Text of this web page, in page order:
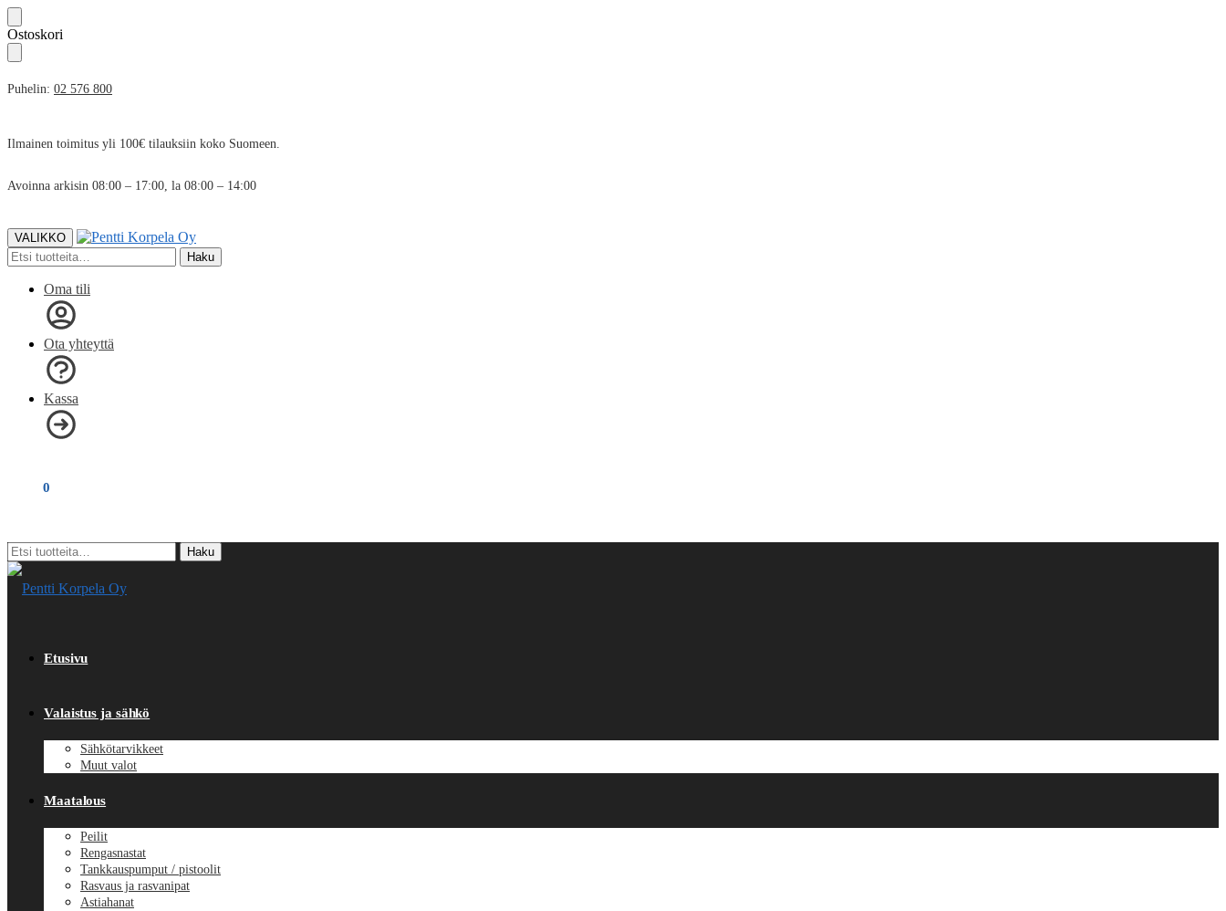
Skip
to
navigation
Skip
to
content
Ostoskori
Puhelin: 02 576 800
Ilmainen toimitus yli 100€ tilauksiin koko Suomeen.
Avoinna arkisin 08:00 – 17:00, la 08:00 – 14:00
VALIKKO
Etsi: Haku
Oma tili
Ota yhteyttä
Kassa
0
Etsi: Haku
Etusivu
Valaistus ja sähkö
Sähkötarvikkeet
Muut valot
Maatalous
Peilit
Rengasnastat
Tankkauspumput / pistoolit
Rasvaus ja rasvanipat
Astiahanat